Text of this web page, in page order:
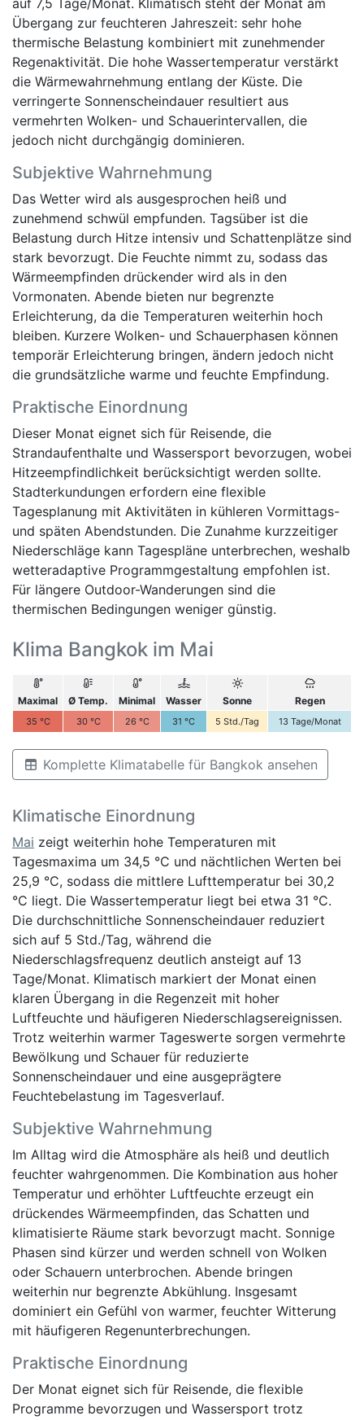
Übergang zur feuchteren Jahreszeit: sehr hohe
thermische Belastung kombiniert mit zunehmender
Regenaktivität. Die hohe Wassertemperatur verstärkt
die Wärmewahrnehmung entlang der Küste. Die
verringerte Sonnenscheindauer resultiert aus
vermehrten Wolken- und Schauerintervallen, die
jedoch nicht durchgängig dominieren.
Subjektive Wahrnehmung
Das Wetter wird als ausgesprochen heiß und
zunehmend schwül empfunden. Tagsüber ist die
Belastung durch Hitze intensiv und Schattenplätze sind
stark bevorzugt. Die Feuchte nimmt zu, sodass das
Wärmeempfinden drückender wird als in den
Vormonaten. Abende bieten nur begrenzte
Erleichterung, da die Temperaturen weiterhin hoch
bleiben. Kurzere Wolken- und Schauerphasen können
temporär Erleichterung bringen, ändern jedoch nicht
die grundsätzliche warme und feuchte Empfindung.
Praktische Einordnung
Dieser Monat eignet sich für Reisende, die
Strandaufenthalte und Wassersport bevorzugen, wobei
Hitzeempfindlichkeit berücksichtigt werden sollte.
Stadterkundungen erfordern eine flexible
Tagesplanung mit Aktivitäten in kühleren Vormittags-
und späten Abendstunden. Die Zunahme kurzzeitiger
Niederschläge kann Tagespläne unterbrechen, weshalb
wetteradaptive Programmgestaltung empfohlen ist.
Für längere Outdoor-Wanderungen sind die
thermischen Bedingungen weniger günstig.
Klima Bangkok im Mai
Maximal Ø Temp. Minimal Wasser Sonne Regen
35 °C 30 °C 26 °C 31 °C 5 Std./Tag 13 Tage/Monat
Komplette Klimatabelle für Bangkok ansehen
Klimatische Einordnung
Mai zeigt weiterhin hohe Temperaturen mit
Tagesmaxima um 34,5 °C und nächtlichen Werten bei
25,9 °C, sodass die mittlere Lufttemperatur bei 30,2
°C liegt. Die Wassertemperatur liegt bei etwa 31 °C.
Die durchschnittliche Sonnenscheindauer reduziert
sich auf 5 Std./Tag, während die
Niederschlagsfrequenz deutlich ansteigt auf 13
Tage/Monat. Klimatisch markiert der Monat einen
klaren Übergang in die Regenzeit mit hoher
Luftfeuchte und häufigeren Niederschlagsereignissen.
Trotz weiterhin warmer Tageswerte sorgen vermehrte
Bewölkung und Schauer für reduzierte
Sonnenscheindauer und eine ausgeprägtere
Feuchtebelastung im Tagesverlauf.
Subjektive Wahrnehmung
Im Alltag wird die Atmosphäre als heiß und deutlich
feuchter wahrgenommen. Die Kombination aus hoher
Temperatur und erhöhter Luftfeuchte erzeugt ein
drückendes Wärmeempfinden, das Schatten und
klimatisierte Räume stark bevorzugt macht. Sonnige
Phasen sind kürzer und werden schnell von Wolken
oder Schauern unterbrochen. Abende bringen
weiterhin nur begrenzte Abkühlung. Insgesamt
dominiert ein Gefühl von warmer, feuchter Witterung
mit häufigeren Regenunterbrechungen.
Praktische Einordnung
Der Monat eignet sich für Reisende, die flexible
Programme bevorzugen und Wassersport trotz